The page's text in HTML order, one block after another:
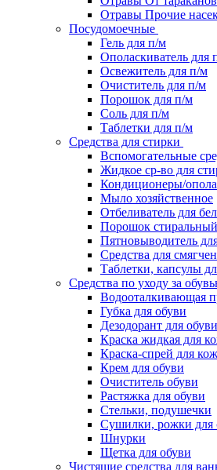
Отравы Прочие
Посудомоечные
Гель для п/м
Ополаскиватель для
Освежитель для п/м
Очиститель для п/м
Порошок для п/м
Соль для п/м
Таблетки для п/м
Средства для стирки
Вспомогательные
Жидкое ср-во для
Кондиционеры/
Мыло хозяйственное
Отбеливатель для
Порошок стиральный
Пятновыводитель
Средства для
Таблетки, капсулы
Средства по уходу за
Водооталкивающая
Губка для обуви
Дезодорант для обуви
Краска жидкая для
Краска-спрей для
Крем для обуви
Очиститель обуви
Растяжка для обуви
Стельки, подушечки
Сушилки, рожки для
Шнурки
Щетка для обуви
Чистящие средства для